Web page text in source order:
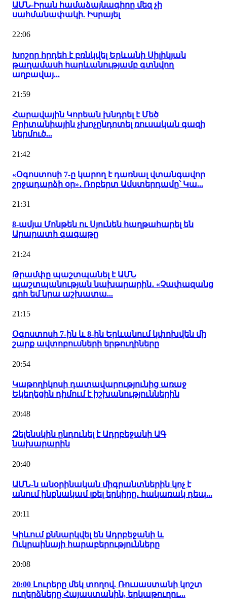
ԱՄՆ-Իրան համաձայնագիրը մեզ չի
սահմանափակի. Իսրայել
22:06
Խոշոր հրդեհ է բռնկվել Երևանի Սիլիկյան
թաղամասի հարևանությամբ գտնվող
աղբավայ...
21:59
Հարավային Կորեան խնդրել է Մեծ
Բրիտանիային չխոչընդոտել ռուսական գազի
ներմուծ...
21:42
«Օգոստոսի 7-ը կարող է դառնալ վտանգավոր
շրջադարձի օր»․ Ռոբերտ Ամստերդամը՝ Կա...
21:31
8-ամյա Մոնթեն ու Սյունեն հաղթահարել են
Արարատի գագաթը
21:24
Թրամփը պաշտպանել է ԱՄՆ
պաշտպանության նախարարին․ «Չափազանց
գոհ եմ նրա աշխատա...
21:15
Օգոստոսի 7-ին և 8-ին Երևանում կփոխվեն մի
շարք ավտոբուսների երթուղիները
20:54
Կաթողիկոսի դատավարությունից առաջ
Եկեղեցին դիմում է իշխանություններին
20:48
Զելենսկին ընդունել է Ադրբեջանի ԱԳ
նախարարին
20:40
ԱՄՆ-ն անօրինական միգրանտներին կոչ է
անում ինքնակամ լքել երկիրը․ հակառակ դեպ...
20:11
Կիևում քննարկվել են Ադրբեջանի և
Ուկրաինայի հարաբերությունները
20:08
20:00 Լուրերը մեկ տողով. Ռուսաստանի կոշտ
ուղերձները Հայաստանին, երկաթուղու...